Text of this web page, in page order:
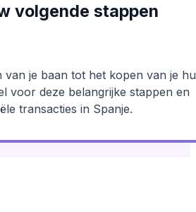
volgende stappen
van je baan tot het kopen van je
voor deze belangrijke stappen en
transacties in Spanje.